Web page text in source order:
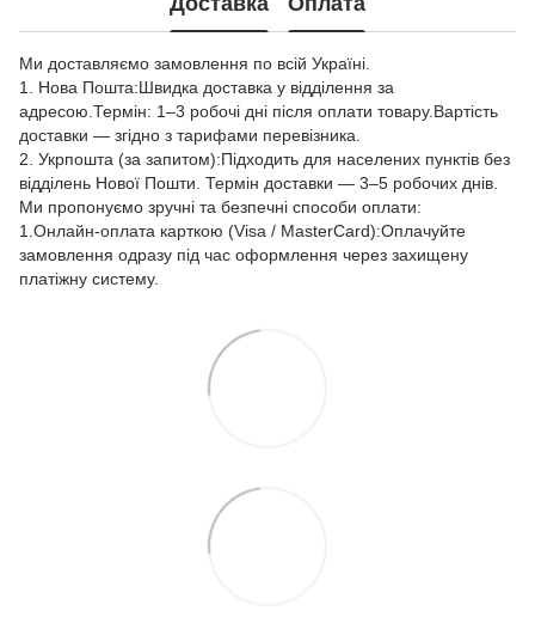
Ми доставляємо замовлення по всій Україні.
1. Нова Пошта:Швидка доставка у відділення за
адресою.Термін: 1–3 робочі дні після оплати товару.Вартість
доставки — згідно з тарифами перевізника.
2. Укрпошта (за запитом):Підходить для населених пунктів без
відділень Нової Пошти. Термін доставки — 3–5 робочих днів.
Ми пропонуємо зручні та безпечні способи оплати:
1.Онлайн-оплата карткою (Visa / MasterCard):Оплачуйте
замовлення одразу під час оформлення через захищену
платіжну систему.